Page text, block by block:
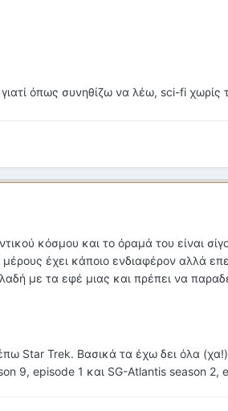
όπως συνηθίζω να λέω, sci-fi χωρίς
κόσμου και το όραμά του είναι
έχει κάποιο ενδιαφέρον αλλά
με τα εφέ μιας και πρέπει να
Star Trek. Βασικά τα έχω δει όλα
9, episode 1 και SG-Atlantis season 2,